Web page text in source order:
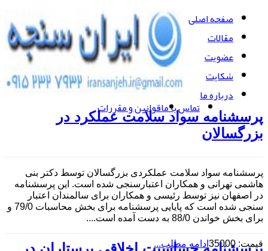
صفحه اصلی
مقالات
عضویت
شکایت
درباره ما
تماس با ماقوانین و مقررات
پرسشنامه سواد سلامت عملکرد در
بزرگسالان
پرسشنامه سواد سلامت عملکردی بزرگسالان توسط دکتر بنی
هاشمی تهرانی و همکاران اعتبارسنجی شده است. این پرسشنامه
در اصفهان نیز توسط رئیسی و همکاران برای سالمندان اعتبار
سنجی شده است که پایایی پرسشنامه برای بخش محاسبات 79/0 و
برای بخش خواندن 88/0 به دست آمده است....
قیمت: 35000 ادامه مطلب...